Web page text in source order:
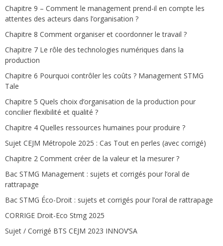
Chapitre 9 – Comment le management prend-il en compte les
attentes des acteurs dans l’organisation ?
Chapitre 8 Comment organiser et coordonner le travail ?
Chapitre 7 Le rôle des technologies numériques dans la
production
Chapitre 6 Pourquoi contrôler les coûts ? Management STMG
Tale
Chapitre 5 Quels choix d’organisation de la production pour
concilier flexibilité et qualité ?
Chapitre 4 Quelles ressources humaines pour produire ?
Sujet CEJM Métropole 2025 : Cas Tout en perles (avec corrigé)
Chapitre 2 Comment créer de la valeur et la mesurer ?
Bac STMG Management : sujets et corrigés pour l’oral de
rattrapage
Bac STMG Éco-Droit : sujets et corrigés pour l’oral de rattrapage
CORRIGE Droit-Eco Stmg 2025
Sujet / Corrigé BTS CEJM 2023 INNOV’SA